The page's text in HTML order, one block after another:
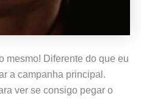
mesmo! Diferente do que eu
a campanha principal.
ver se consigo pegar o